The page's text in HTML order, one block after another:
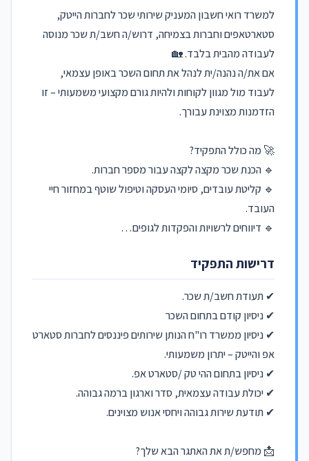
למשרד רואי חשבון המעניק שירותי שכר לחברות הייטק,
סטארטאפים וחברות בצמיחה, דרוש/ה חשב/ת שכר מנוסה
לעבודה מהבית בלבד. 🏡
אם את/ה נהנה/ית לנהל את תחום השכר באופן עצמאי,
לעבוד מול מגוון לקוחות ולהיות גורם מקצועי משמעותי – זו
הזדמנות מצוינת עבורך.
🚀 מה כולל התפקיד?
🔹 הכנת שכר מקצה לקצה עבור מספר חברות.
🔹 קליטת עובדים, סיומי העסקה וטיפול שוטף במחזור חיי
העובד.
🔹 דיווחים לרשויות והפקדות לגופים…
דרישות התפקיד
✔ תעודת חשב/ת שכר.
✔ ניסיון קודם בתחום השכר
✔ ניסיון ממשרד רו"ח הנותן שירותים פיננסים לחברות סטארט
אפ והייטק – יתרון משמעותי.
✔ ניסיון בתחום ההי טק /סטארט אפ.
✔ יכולת עבודה עצמאית, סדר וארגון ברמה גבוהה.
✔ תודעת שירות גבוהה ויחסי אנוש מצוינים.
📩 מחפש/ת את האתגר הבא שלך?